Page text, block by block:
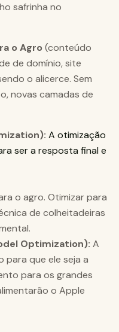
safrinha no
o Agro (conteúdo
de domínio, site
o alicerce. Sem
novas camadas de
A otimização
ser a resposta final e
o agro. Otimizar para
de colheitadeiras
Optimization): A
que ele seja a
para os grandes
o Apple